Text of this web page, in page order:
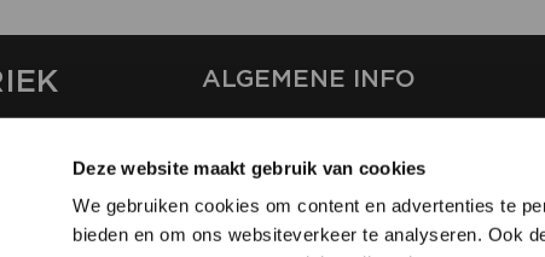
Deze website maakt gebruik van cookies
We gebruiken cookies om content en advertenties te
bieden en om ons websiteverkeer te analyseren. Ook
ALGEMENE INFO
CONTACT
PARTNERS
ADVERTEREN